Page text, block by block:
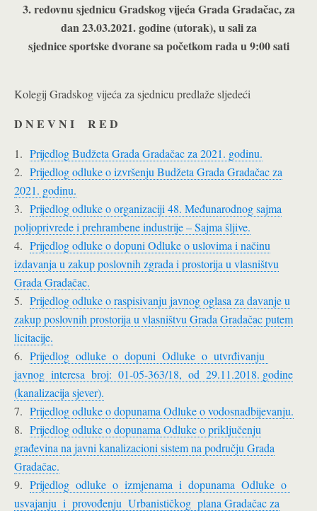
3. redovnu sjednicu Gradskog vijeća Grada Gradačac, za
dan 23.03.2021. godine (utorak), u sali za
sjednice sportske dvorane sa početkom rada u 9:00 sati
Kolegij Gradskog vijeća za sjednicu predlaže sljedeći
D N E V N I R E D
1. Prijedlog Budžeta Grada Gradačac za 2021. godinu.
2. Prijedlog odluke o izvršenju Budžeta Grada Gradačac za
2021. godinu.
3. Prijedlog odluke o organizaciji 48. Međunarodnog sajma
poljoprivrede i prehrambene industrije – Sajma šljive.
4. Prijedlog odluke o dopuni Odluke o uslovima i načinu
izdavanja u zakup poslovnih zgrada i prostorija u vlasništvu
Grada Gradačac.
5. Prijedlog odluke o raspisivanju javnog oglasa za davanje u
zakup poslovnih prostorija u vlasništvu Grada Gradačac putem
licitacije.
6. Prijedlog odluke o dopuni Odluke o utvrđivanju
javnog interesa broj: 01-05-363/18, od 29.11.2018. godine
(kanalizacija sjever).
7. Prijedlog odluke o dopunama Odluke o vodosnadbijevanju.
8. Prijedlog odluke o dopunama Odluke o priključenju
građevina na javni kanalizacioni sistem na području Grada
Gradačac.
9. Prijedlog odluke o izmjenama i dopunama Odluke o
usvajanju i provođenju Urbanističkog plana Gradačac za